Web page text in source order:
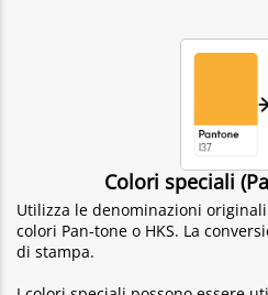
Colori speciali
Utilizza le denominazioni
colori Pan-tone o HKS. La
di stampa.